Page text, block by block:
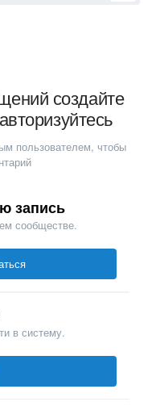
создайте
пользователем, чтобы
запись
сообществе.
в систему.